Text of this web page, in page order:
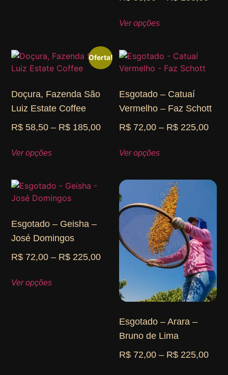
Ver opções
Oferta!
Doçura, Fazenda São
Luiz Estate Coffee
R$ 58,50 – R$ 185,00
Ver opções
Esgotado – Catuaí
Vermelho – Faz Schott
R$ 72,00 – R$ 225,00
Ver opções
Esgotado – Geisha –
José Domingos
R$ 72,00 – R$ 225,00
Ver opções
Esgotado – Arara –
Bruno de Lima
R$ 72,00 – R$ 225,00